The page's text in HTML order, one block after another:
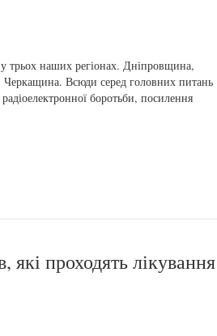
трьох наших регіонах. Дніпровщина,
Всюди серед головних питань
боротьби, посилення
які проходять лікування